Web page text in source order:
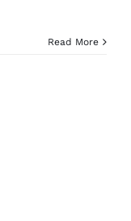
Read More